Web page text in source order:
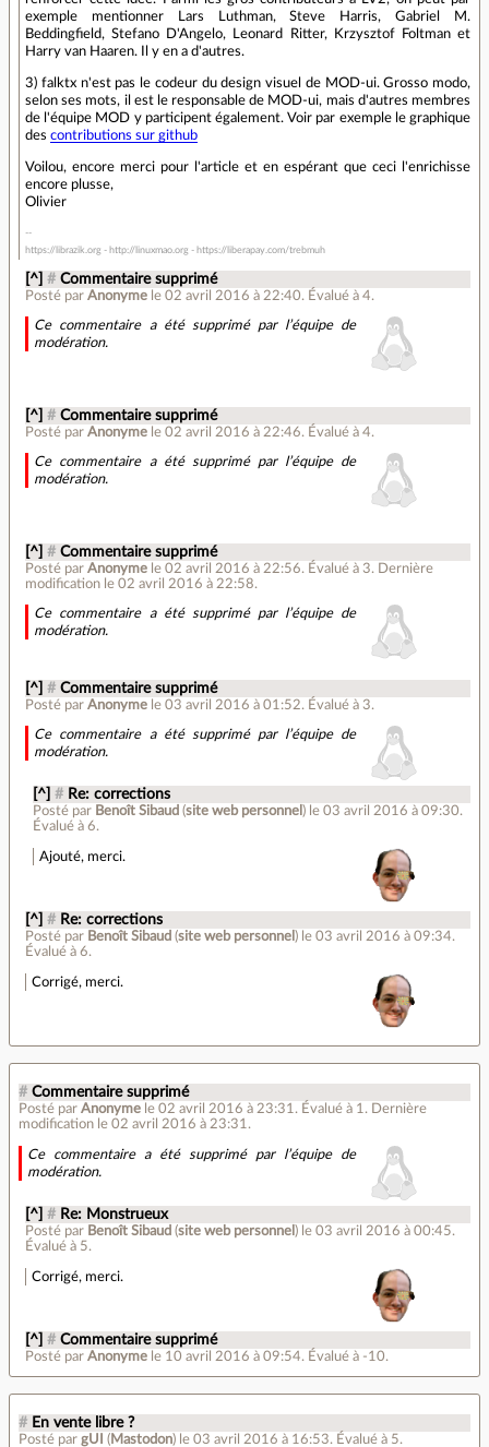
exemple mentionner Lars Luthman, Steve Harris, Gabriel M.
Beddingfield, Stefano D'Angelo, Leonard Ritter, Krzysztof Foltman et
Harry van Haaren. Il y en a d'autres.
3) falktx n'est pas le codeur du design visuel de MOD-ui. Grosso modo,
selon ses mots, il est le responsable de MOD-ui, mais d'autres membres
de l'équipe MOD y participent également. Voir par exemple le graphique
des contributions sur github
Voilou, encore merci pour l'article et en espérant que ceci l'enrichisse
encore plusse,
Olivier
https://librazik.org - http://linuxmao.org - https://liberapay.com/trebmuh
[^] # Commentaire supprimé
Posté parAnonyme le 02 avril 2016 à 22:40. Évalué à4.
Ce commentaire a été supprimé par l’équipe de
modération.
[^] # Commentaire supprimé
Posté parAnonyme le 02 avril 2016 à 22:46. Évalué à4.
Ce commentaire a été supprimé par l’équipe de
modération.
[^] # Commentaire supprimé
Posté parAnonyme le 02 avril 2016 à 22:56. Évalué à 3. Dernière
modification le 02 avril 2016 à 22:58.
Ce commentaire a été supprimé par l’équipe de
modération.
[^] # Commentaire supprimé
Posté parAnonyme le 03 avril 2016 à 01:52. Évalué à 3.
Ce commentaire a été supprimé par l’équipe de
modération.
[^] # Re: corrections
Posté par Benoît Sibaud (site web personnel ) le 03 avril 2016 à 09:30.
Évalué à 6.
Ajouté, merci.
[^] # Re: corrections
Posté par Benoît Sibaud (site web personnel ) le 03 avril 2016 à 09:34.
Évalué à6.
Corrigé, merci.
# Commentaire supprimé
Posté par Anonyme le 02 avril 2016 à 23:31 . Évalué à 1 . Dernière
modification le 02 avril 2016 à 23:31.
Ce commentaire a été supprimé par l’équipe de
modération.
[^] # Re: Monstrueux
Posté par Benoît Sibaud (site web personnel ) le 03 avril 2016 à 00:45.
Évalué à 5.
Corrigé, merci.
[^] # Commentaire supprimé
Posté parAnonyme le 10 avril 2016 à 09:54. Évalué à -10.
# En vente libre ?
Posté par gUI ( Mastodon) le 03 avril 2016 à 16:53. Évalué à 5.